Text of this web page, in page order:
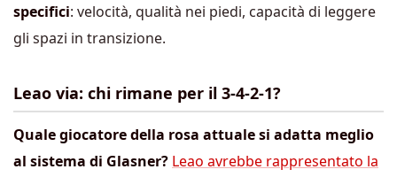
specifici: velocità, qualità nei piedi, capacità di leggere
gli spazi in transizione.
Leao via: chi rimane per il 3-4-2-1?
Quale giocatore della rosa attuale si adatta meglio
al sistema di Glasner? Leao avrebbe rappresentato la